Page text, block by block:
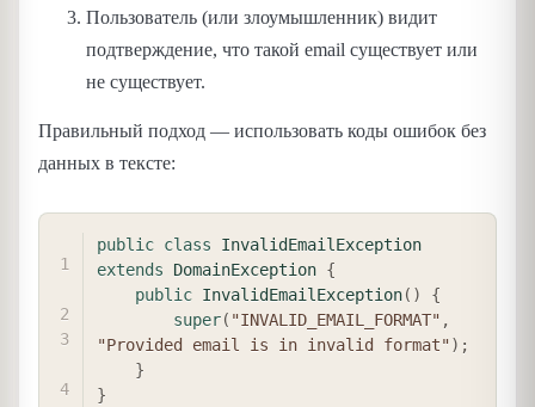
Пользователь (или злоумышленник) видит
подтверждение, что такой email существует или
не существует.
Правильный подход — использовать коды ошибок без
данных в тексте:
public class
InvalidEmailException
extends
DomainException {
public InvalidEmailException( )
{
super( "INVALID_EMAIL_FORMAT" ,
"Provided email is in invalid format") ;
}
}